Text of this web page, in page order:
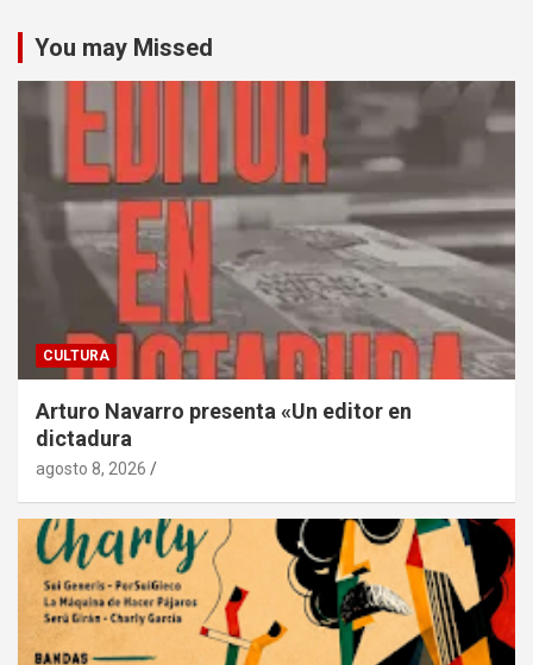
You may Missed
CULTURA
Arturo Navarro presenta «Un editor en
dictadura
agosto 8, 2026